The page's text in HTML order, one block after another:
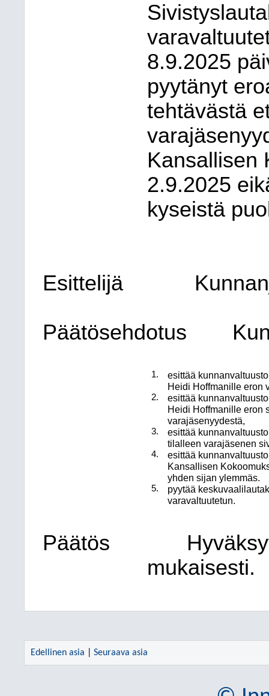
8.9.2025
pyytänyt
tehtävästä
Kansallisen
2.9.2025
kyseistä
Esittelijä
Päätösehdotus
1.
esittää
Heidi Hoffmanille eron
2.
esittää
Heidi Hoffmanille eron
varajäsenyydestä,
3.
esittää
tilalleen varajäsenen
4.
esittää
Kansallisen
yhden sijan ylemmäs.
5.
pyytää
varavaltuutetun.
Päätös
mukaisesti.
Edellinen asia Seuraava asia